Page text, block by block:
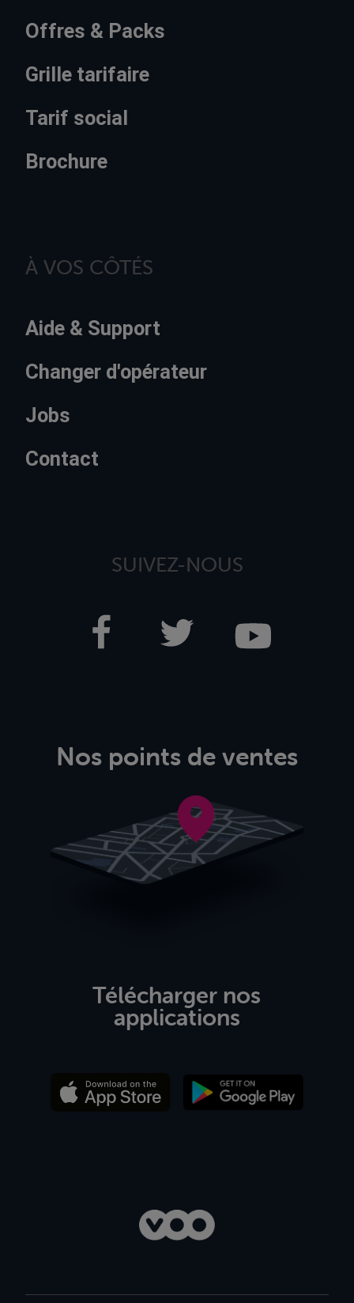
Offres & Packs
Grille tarifaire
Tarif social
Brochure
À VOS CÔTÉS
Aide & Support
Changer d'opérateur
Jobs
Contact
SUIVEZ-NOUS
Nos points de ventes
Télécharger nos
applications